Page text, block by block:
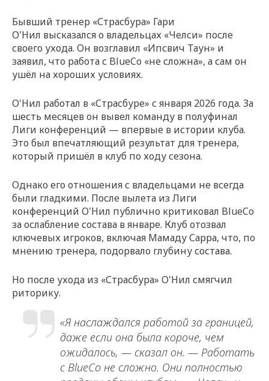
Бывший тренер «Страсбура» Гари
О'Нил высказался о владельцах «Челси» после
своего ухода. Он возглавил «Ипсвич Таун» и
заявил, что работа с BlueCo «не сложна», а сам он
ушёл на хороших условиях.
О'Нил работал в «Страсбуре» с января 2026 года. За
шесть месяцев он вывел команду в полуфинал
Лиги конференций — впервые в истории клуба.
Это был впечатляющий результат для тренера,
который пришёл в клуб по ходу сезона.
Однако его отношения с владельцами не всегда
были гладкими. После вылета из Лиги
конференций О'Нил публично критиковал BlueCo
за ослабление состава в январе. Клуб отозвал
ключевых игроков, включая Мамаду Сарра, что, по
мнению тренера, подорвало глубину состава.
Но после ухода из «Страсбура» О'Нил смягчил
риторику.
«Я наслаждался работой за границей,
даже если она была короче, чем
ожидалось, — сказал он. — Работать
с BlueCo не сложно. Они полностью